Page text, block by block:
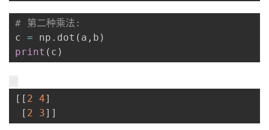
# 第二种乘法:
c = np . dot ( a , b )
print ( c )
[ [ 2 4]
[ 2 3] ]